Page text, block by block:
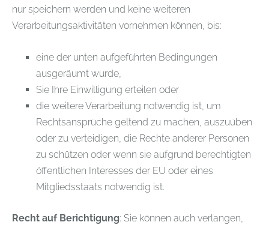
nur speichern werden und keine weiteren
Verarbeitungsaktivitäten vornehmen können, bis:
eine der unten aufgeführten Bedingungen
ausgeräumt wurde,
Sie Ihre Einwilligung erteilen oder
die weitere Verarbeitung notwendig ist, um
Rechtsansprüche geltend zu machen, auszuüben
oder zu verteidigen, die Rechte anderer Personen
zu schützen oder wenn sie aufgrund berechtigten
öffentlichen Interesses der EU oder eines
Mitgliedsstaats notwendig ist.
Recht auf Berichtigung: Sie können auch verlangen,